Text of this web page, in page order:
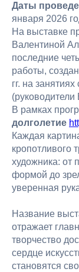
Даты
января 2026
На выставке
Валентиной
последние
работы,
гг. на
В рамках
долголетие
Каждая
кропотливого
художника: от
формой до
уверенная
Название
отражает
творчество
сердце
становятся